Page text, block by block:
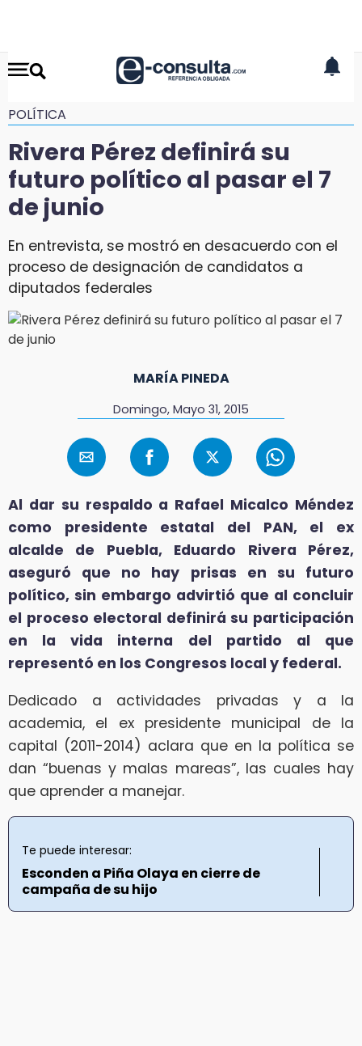
POLÍTICA
Rivera Pérez definirá su
futuro político al pasar el 7
de junio
En entrevista, se mostró en desacuerdo con el
proceso de designación de candidatos a
diputados federales
MARÍA PINEDA
Domingo, Mayo 31, 2015
Al dar su respaldo a Rafael Micalco Méndez
como presidente estatal del PAN, el ex
alcalde de Puebla, Eduardo Rivera Pérez,
aseguró que no hay prisas en su futuro
político, sin embargo advirtió que al concluir
el proceso electoral definirá su participación
en la vida interna del partido al que
representó en los Congresos local y federal.
Dedicado a actividades privadas y a la
academia, el ex presidente municipal de la
capital (2011-2014) aclara que en la política se
dan “buenas y malas mareas”, las cuales hay
que aprender a manejar.
Te puede interesar:
Esconden a Piña Olaya en cierre de
campaña de su hijo